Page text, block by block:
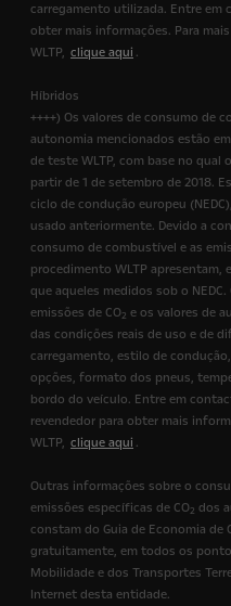
carregamento utilizada. Entre em
obter mais informações. Para
WLTP, clique aqui .
Híbridos
++++) Os valores de consumo de
autonomia mencionados estão
de teste WLTP, com base no qual
partir de 1 de setembro de 2018.
ciclo de condução europeu
usado anteriormente. Devido a
consumo de combustível e as
procedimento WLTP apresentam,
que aqueles medidos sob o
emissões de CO2 e os valores de
das condições reais de uso e de
carregamento, estilo de
opções, formato dos pneus,
bordo do veículo. Entre em
revendedor para obter mais
WLTP, clique aqui .
Outras informações sobre o
emissões específicas de CO2 dos
constam do Guia de Economia
gratuitamente, em todos os
Mobilidade e dos Transportes
Internet desta entidade.